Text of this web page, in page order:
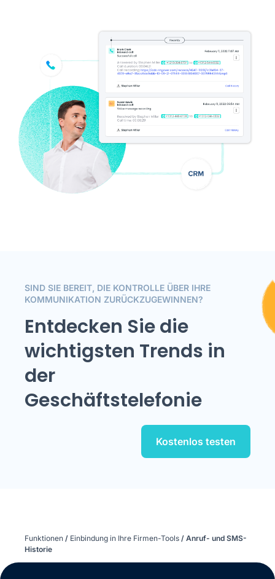
SIND SIE BEREIT, DIE KONTROLLE ÜBER IHRE
KOMMUNIKATION ZURÜCKZUGEWINNEN?
Entdecken Sie die
wichtigsten Trends in
der
Geschäftstelefonie
Kostenlos testen
Funktionen / Einbindung in Ihre Firmen-Tools / Anruf- und SMS-
Historie